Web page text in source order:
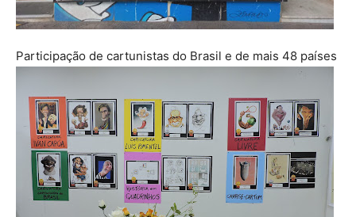
Participação de cartunistas do Brasil e de mais 48 países